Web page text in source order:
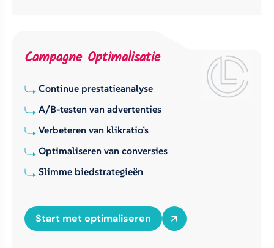
Campagne Optimalisatie
Continue prestatieanalyse
A/B-testen van advertenties
Verbeteren van klikratio’s
Optimaliseren van conversies
Slimme biedstrategieën
Start met optimaliseren